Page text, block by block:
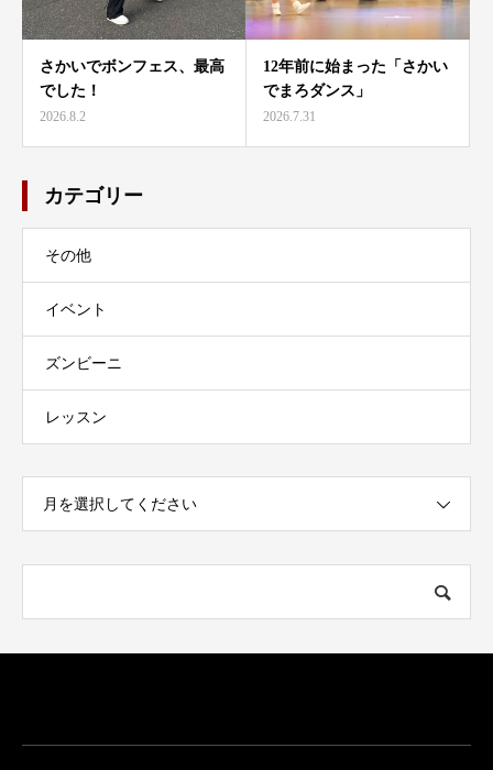
さかいでボンフェス、最高
でした！
2026.8.2
12年前に始まった「さかい
でまろダンス」
2026.7.31
カテゴリー
その他
イベント
ズンビーニ
レッスン
月を選択してください